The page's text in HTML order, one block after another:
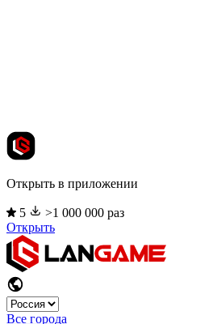
Открыть в приложении
5
>1 000 000 раз
Открыть
Все города